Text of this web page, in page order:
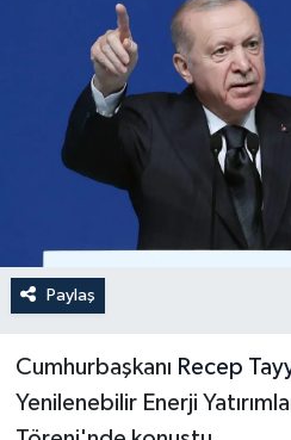
Paylaş
Cumhurbaşkanı Recep
Yenilenebilir Enerji
EĞİTİM
İLÇELER
TEKNOLOJİ
Haber Arşivi